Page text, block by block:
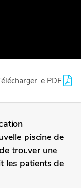
le PDF
piscine de
trouver une
les patients de